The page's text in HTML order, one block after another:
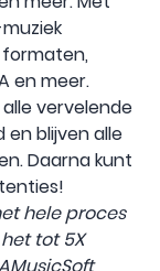
en meer.
vervelende
blijven alle
Daarna kunt
hele proces
tot 5X